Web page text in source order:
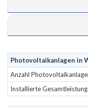
Photovoltaikanlagen in
Anzahl
Installierte Gesamtleistung